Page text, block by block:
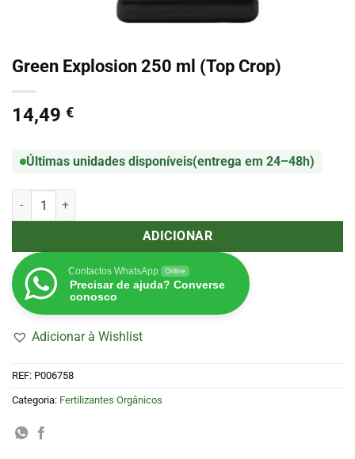
Green Explosion 250 ml (Top Crop)
14,49 €
Últimas unidades disponíveis(entrega em 24–48h)
Quantidade de Green Explosion 250 ml (Top Crop)
ADICIONAR
Contactos WhatsApp Online
Precisar de ajuda? Converse
conosco
Adicionar à Wishlist
REF: P006758
Categoria: Fertilizantes Orgânicos